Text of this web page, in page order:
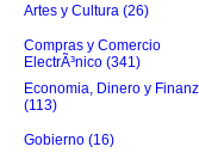
Artes y Cultura (26)
Compras y Comercio
ElectrÃ³nico (341)
Economia, Dinero y
(113)
Gobierno (16)